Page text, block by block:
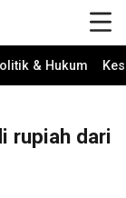
& Hukum
rupiah dari